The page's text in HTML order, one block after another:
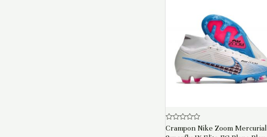
Note
0
Crampon Nike Zoom Mercurial